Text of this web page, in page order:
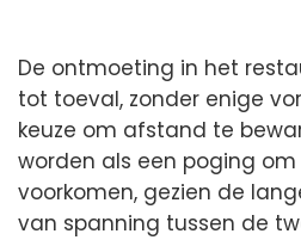
De ontmoeting in het
tot toeval, zonder enige
keuze om afstand te
worden als een poging
voorkomen, gezien de
van spanning tussen de